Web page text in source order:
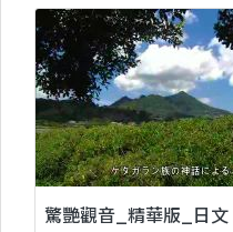
驚艷觀音_精華版_日文